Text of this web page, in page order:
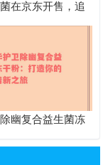
在京东开售，追
伴，快来了解
幽复合益生菌冻